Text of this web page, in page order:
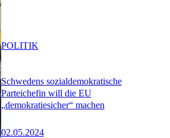
Schwedens sozialdemokratische
Parteichefin will die EU
„demokratiesicher“ machen
02.05.2024
POLITIK